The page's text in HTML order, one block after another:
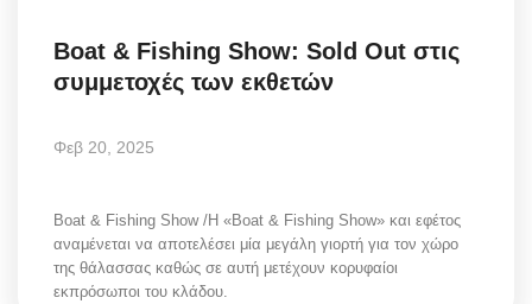
Boat & Fishing Show: Sold Out στις
συμμετοχές των εκθετών
Φεβ 20, 2025
Boat & Fishing Show /Η «Boat & Fishing Show» και εφέτος
αναμένεται να αποτελέσει μία μεγάλη γιορτή για τον χώρο
της θάλασσας καθώς σε αυτή μετέχουν κορυφαίοι
εκπρόσωποι του κλάδου.